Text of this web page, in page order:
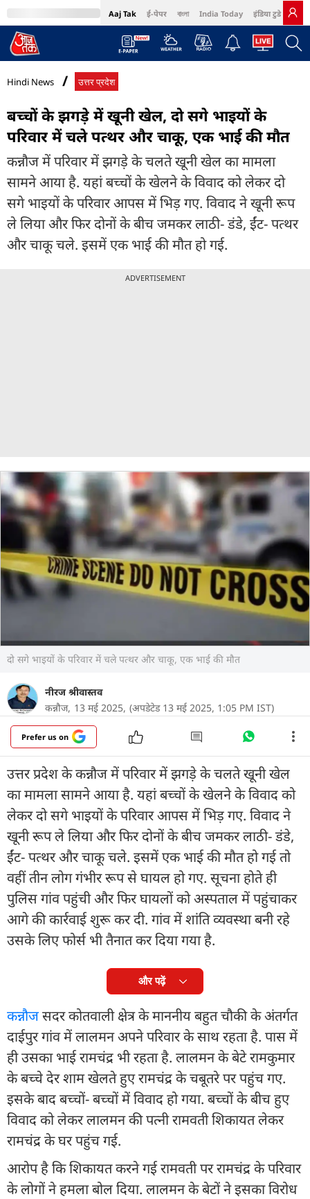
Aaj Tak ई-पेपर বাংলা India Today इंडिया टुडे हिंदी
MumbaiTak Cosmopolitan Harper's Bazaar Northeast
Hindi News उत्तर प्रदेश
बच्चों के झगड़े में खूनी खेल, दो सगे भाइयों के
परिवार में चले पत्थर और चाकू, एक भाई की मौत
कन्नौज में परिवार में झगड़े के चलते खूनी खेल का मामला
सामने आया है. यहां बच्चों के खेलने के विवाद को लेकर दो
सगे भाइयों के परिवार आपस में भिड़ गए. विवाद ने खूनी रूप
ले लिया और फिर दोनों के बीच जमकर लाठी- डंडे, ईंट- पत्थर
और चाकू चले. इसमें एक भाई की मौत हो गई.
ADVERTISEMENT
दो सगे भाइयों के परिवार में चले पत्थर और चाकू, एक भाई की मौत
नीरज श्रीवास्तव
कन्नौज, 13 मई 2025, (अपडेटेड 13 मई 2025, 1:05 PM IST)
Prefer us on
उत्तर प्रदेश के कन्नौज में परिवार में झगड़े के चलते खूनी खेल
का मामला सामने आया है. यहां बच्चों के खेलने के विवाद को
लेकर दो सगे भाइयों के परिवार आपस में भिड़ गए. विवाद ने
खूनी रूप ले लिया और फिर दोनों के बीच जमकर लाठी- डंडे,
ईंट- पत्थर और चाकू चले. इसमें एक भाई की मौत हो गई तो
वहीं तीन लोग गंभीर रूप से घायल हो गए. सूचना होते ही
पुलिस गांव पहुंची और फिर घायलों को अस्पताल में पहुंचाकर
आगे की कार्रवाई शुरू कर दी. गांव में शांति व्यवस्था बनी रहे
उसके लिए फोर्स भी तैनात कर दिया गया है.
और पढ़ें
कन्नौजसदर कोतवाली क्षेत्र के माननीय बहुत चौकी के अंतर्गत
दाईपुर गांव में लालमन अपने परिवार के साथ रहता है. पास में
ही उसका भाई रामचंद्र भी रहता है. लालमन के बेटे रामकुमार
के बच्चे देर शाम खेलते हुए रामचंद्र के चबूतरे पर पहुंच गए.
इसके बाद बच्चों- बच्चों में विवाद हो गया. बच्चों के बीच हुए
विवाद को लेकर लालमन की पत्नी रामवती शिकायत लेकर
रामचंद्र के घर पहुंच गई.
आरोप है कि शिकायत करने गई रामवती पर रामचंद्र के परिवार
के लोगों ने हमला बोल दिया. लालमन के बेटों ने इसका विरोध